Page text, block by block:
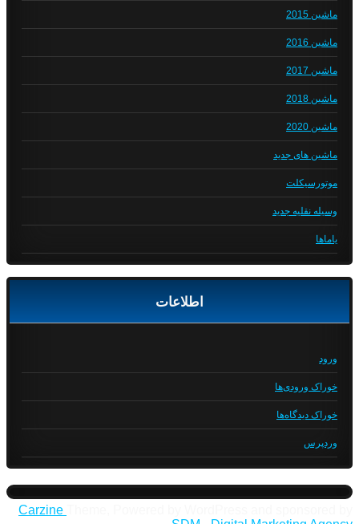
ماشین 2015
ماشین 2016
ماشین 2017
ماشین 2018
ماشین 2020
ماشین های جدید
موتورسیکلت
وسیله نقلیه جدید
یاماها
اطلاعات
ورود
خوراک ورودی‌ها
خوراک دیدگاه‌ها
وردپرس
Carzine